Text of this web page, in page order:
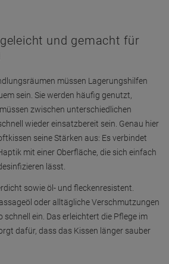
und gemacht für
müssen Lagerungshilfen
sein. Sie werden häufig genutzt,
zwischen unterschiedlichen
wieder einsatzbereit sein. Genau hier
seine Stärken aus: Es verbindet
mit einer Oberfläche, die sich einfach
lässt.
sowie öl- und fleckenresistent.
oder alltägliche Verschmutzungen
ein. Das erleichtert die Pflege im
dafür, dass das Kissen länger sauber